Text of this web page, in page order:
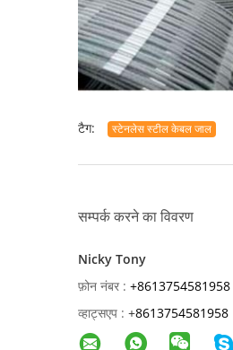
टैग: स्टेनलेस स्टील केबल जाल
सम्पर्क करने का विवरण
Nicky Tony
फ़ोन नंबर : +8613754581958
व्हाट्सएप : +8613754581958